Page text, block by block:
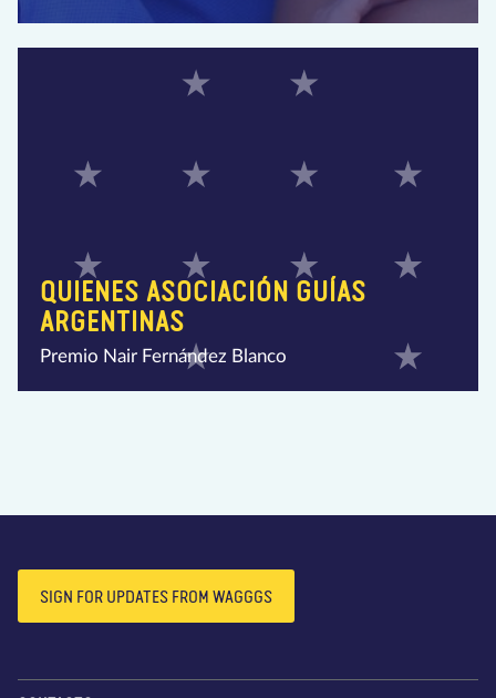
QUIENES ASOCIACIÓN GUÍAS
ARGENTINAS
Premio Nair Fernández Blanco
SIGN FOR UPDATES FROM WAGGGS